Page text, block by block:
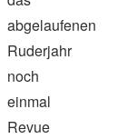
abgelaufenen
Ruderjahr
noch
einmal
Revue